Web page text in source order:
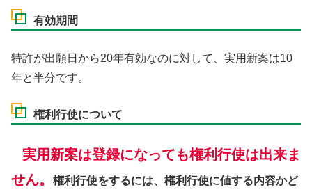
有効期間
特許が出願日から20年有効なのに対して、実用新案は10
年と半分です。
権利行使について
実用新案は登録になっても権利行使は出来ま
せん。
権利行使をするには、権利行使に値する内容かど